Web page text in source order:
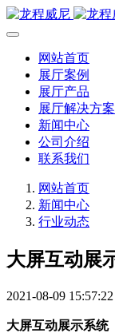
网站首页
展厅案例
展厅产品
展厅解决方案
新闻中心
公司介绍
联系我们
网站首页
新闻中心
行业动态
大屏互动展
2021-08-09 15:57:22
大屏互动展示系统